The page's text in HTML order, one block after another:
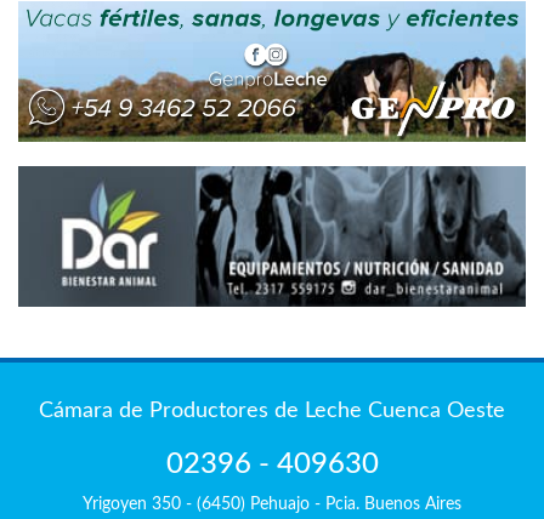
Cámara de Productores de Leche Cuenca Oeste
02396 - 409630
Yrigoyen 350 - (6450) Pehuajo - Pcia. Buenos Aires